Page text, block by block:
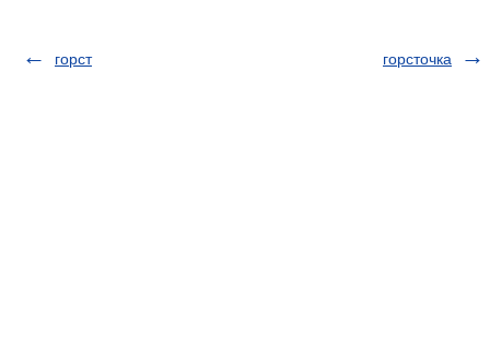
горст горсточка